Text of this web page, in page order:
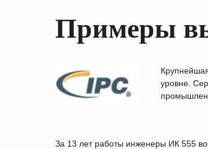
Примеры
уровне.
За 13 лет работы инженеры ИК 555